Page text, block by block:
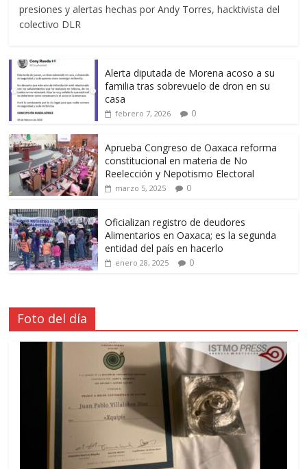
presiones y alertas hechas por Andy Torres, hacktivista del
colectivo DLR
Alerta diputada de Morena acoso a su
familia tras sobrevuelo de dron en su
casa
febrero 7, 2026 0
Aprueba Congreso de Oaxaca reforma
constitucional en materia de No
Reelección y Nepotismo Electoral
marzo 5, 2025 0
Oficializan registro de deudores
Alimentarios en Oaxaca; es la segunda
entidad del país en hacerlo
enero 28, 2025 0
Foto del día